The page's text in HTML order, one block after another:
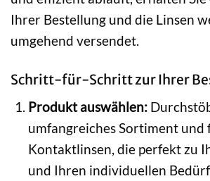
Ihrer Bestellung und die Linsen
umgehend versendet.
Schritt-für-Schritt zur Ihrer
Produkt auswählen:
umfangreiches Sortiment und
Kontaktlinsen, die perfekt zu
und Ihren individuellen